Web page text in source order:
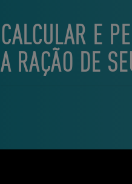
CALCULAR E
A RAÇÃO DE